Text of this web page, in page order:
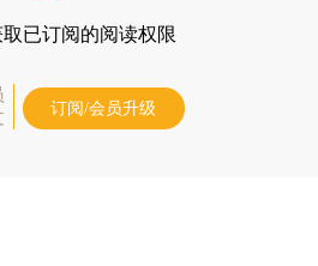
取已订阅的阅读权限
订阅/会员升级